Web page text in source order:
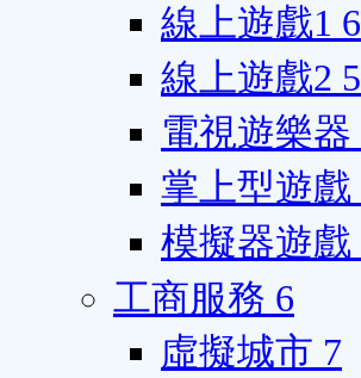
線上遊戲1 6
線上遊戲2 5
電視遊樂器
掌上型遊戲
模擬器遊戲
工商服務 6
虛擬城市 7